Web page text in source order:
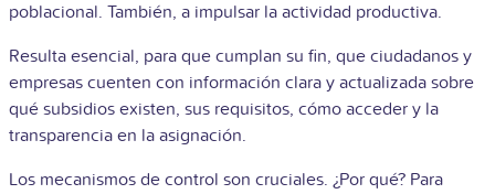
poblacional. También, a impulsar la actividad productiva.
Resulta esencial, para que cumplan su fin, que ciudadanos y
empresas cuenten con información clara y actualizada sobre
qué subsidios existen, sus requisitos, cómo acceder y la
transparencia en la asignación.
Los mecanismos de control son cruciales. ¿Por qué? Para